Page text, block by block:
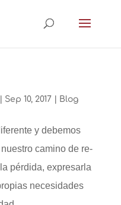
Sep 10, 2017 Blog
y debemos
camino de re-
pérdida, expresarla
necesidades